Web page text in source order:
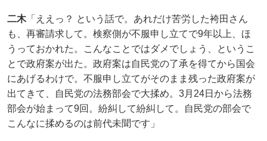
二木「ええっ？ という話で。あれだけ苦労した袴田さん
も、再審請求して。検察側が不服申し立てで9年以上、ほ
うっておかれた。こんなことではダメでしょう、というこ
とで政府案が出た。政府案は自民党の了承を得てから国会
にあげるわけで。不服申し立てがそのまま残った政府案が
出てきて、自民党の法務部会で大揉め。3月24日から法務
部会が始まって9回。紛糾して紛糾して。自民党の部会で
こんなに揉めるのは前代未聞です」